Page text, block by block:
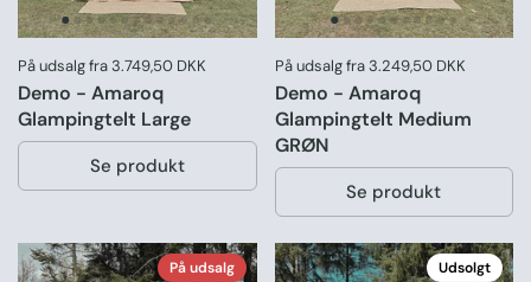
Pris:
På udsalg fra 3.749,50 DKK
Demo - Amaroq
Glampingtelt Large
Se produkt
Pris:
På udsalg fra 3.249,50 DKK
Demo - Amaroq
Glampingtelt Medium
GRØN
Se produkt
På udsalg
Udsolgt